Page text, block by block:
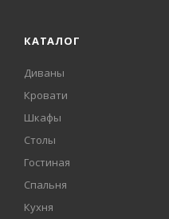
КАТАЛОГ
Диваны
Кровати
Шкафы
Столы
Гостиная
Спальня
Кухня